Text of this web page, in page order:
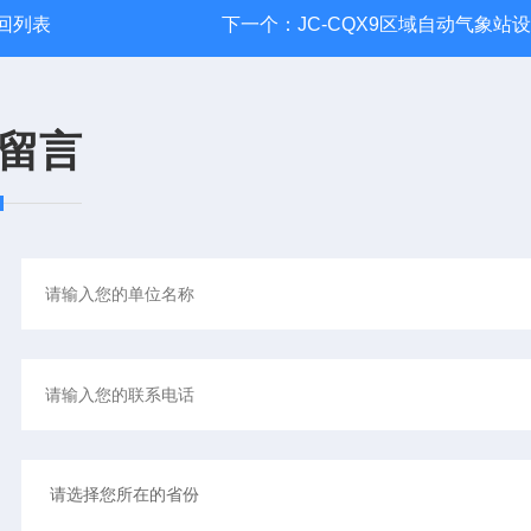
列表 下一个： JC-CQX9区域自动气象站
言